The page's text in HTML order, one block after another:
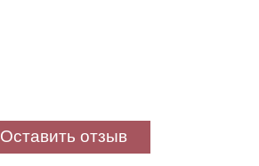
Оставить отзыв